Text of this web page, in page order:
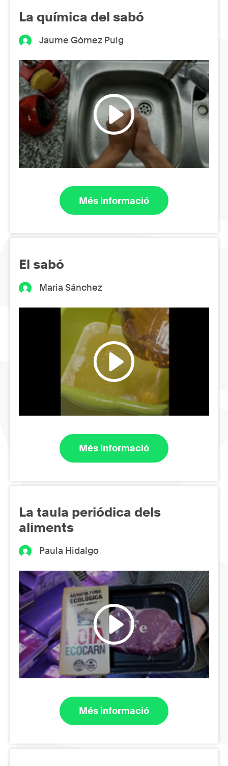
La química del sabó
Jaume Gómez Puig
Més informació
El sabó
Maria Sánchez
Més informació
La taula periódica dels
aliments
Paula Hidalgo
Més informació